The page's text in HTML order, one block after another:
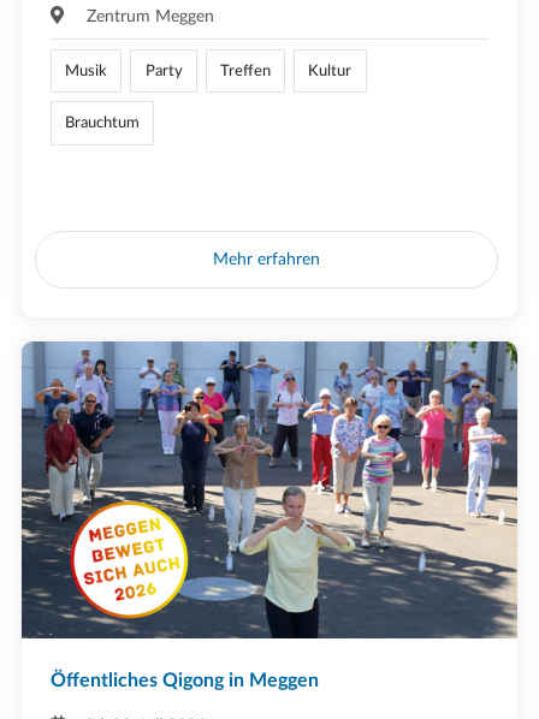
Zentrum Meggen
Musik Party Treffen Kultur
Brauchtum
Mehr erfahren
Öffentliches Qigong in Meggen